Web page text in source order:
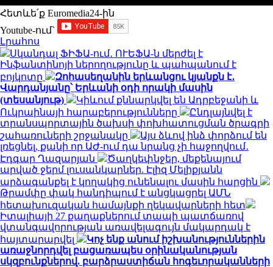
Հետևե՛ք Euromedia24-ին
Youtube-ում`
Լրահոս
Սկանդալ ՖԻՖԱ-ում․ ՈՒԵՖԱ-ն մերժել է
Ինֆանտինոյի ներողությունը և պահպանում է
բոյկոտը
Զոհասեղանին երևանցու կյանքն է․
Վարդանյանը՝ Երևանի օդի որակի մասին
(տեսանյութ)
Կիևում քննարկվել են Ադրբեջանի և
Ուկրաինայի հարաբերությունները
Ընդլայնվել է
տրանսպորտային ծախսի փոխհատուցման ծրագրի
շահառուների շրջանակը
Այս ձևով ինձ փորձում են
լռեցնել, քանի որ ԱԺ-ում դա նրանց չի հաջողվում․
Էդգար Ղազարյան
Ծաղկեփնջեր, մեքենայում
արված ջերմ լուսանկարներ. Էլիզ Մելիքյանն
արձագանքել է կողակից ունենալու մասին հարցին
Թրամփը փակ հանդիպում է անցկացրել ԱՄՆ
հետախուզական համայնքի ղեկավարների հետ
Իտալիայի 27 քաղաքներում տապի պատճառով
վտանգավորության առավելագույն մակարդակ է
հայտարարվել
Կոչ ենք անում իշխանություններին
առաջնորդվել բացառապես օրինականության
սկզբունքներով. բարձրաստիճան հոգեւորականների